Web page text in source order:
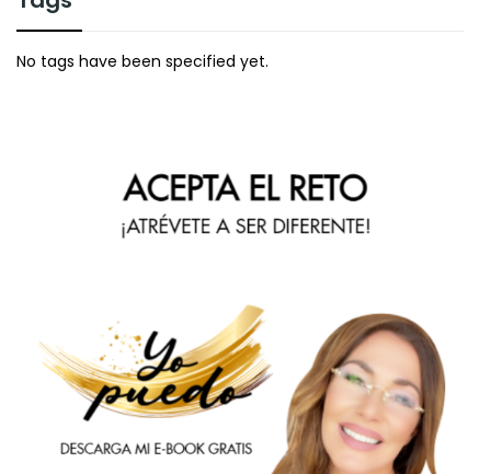
No tags have been specified yet.